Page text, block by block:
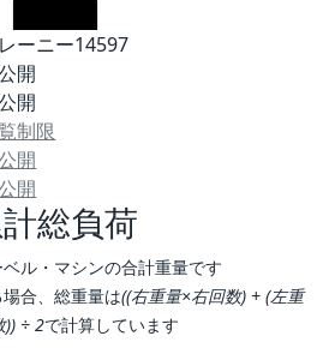
ーニー14597
開
開
制限
開
開
総負荷
ル・マシンの合計重量です
合、総重量は((右重量×右回数) + (左重
)) ÷ 2で計算しています